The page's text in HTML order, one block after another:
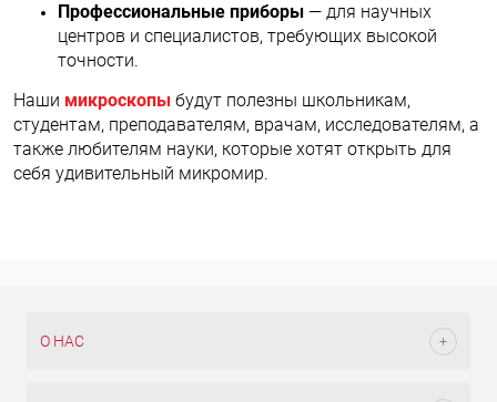
Профессиональные приборы — для научных
центров и специалистов, требующих высокой
точности.
Наши микроскопы будут полезны школьникам,
студентам, преподавателям, врачам, исследователям, а
также любителям науки, которые хотят открыть для
себя удивительный микромир.
О НАС